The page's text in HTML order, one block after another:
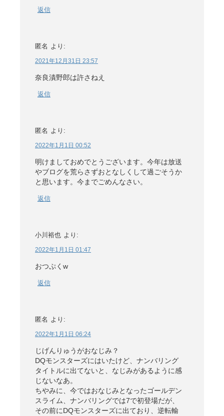
返信
匿名 より:
2021年12月31日 23:57
奈良漬野郎は許さねえ
返信
匿名 より:
2022年1月1日 00:52
明けましておめでとうございます。今年は放送
やブログを荒らさずおとなしくして過ごそうか
と思います。今までごめんなさい。
返信
小川裕也 より:
2022年1月1日 01:47
おつぷくw
返信
匿名 より:
2022年1月1日 06:24
じげんりゅうがおなじみ？
DQモンスターズにはいたけど、ナンバリング
タイトルに出てないと、なじみがあるように感
じないなあ。
ちやみに、今ではおなじみとなったゴールデン
スライム、ナンバリングでは7で初登場だが、
その前にDQモンスターズに出ており、逆転輸